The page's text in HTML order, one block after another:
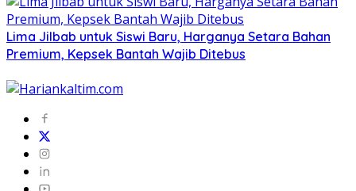
Lima Jilbab untuk Siswi Baru, Harganya Setara Bahan
Premium, Kepsek Bantah Wajib Ditebus